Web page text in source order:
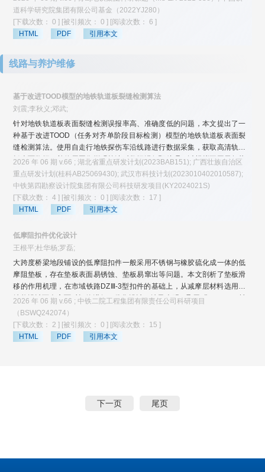
置、数据处理等关键技术细节。基于实测数据统计分析，得到典型地下线
振动源强参考值：对于建设在土层中的单洞单线盾构地下线，B型车以65
km/h运行时振动源强为76.7 dB,A型车以60 km/h运行时振动源强为76.2
各因素对频率的影响，为城市轨道交通环境振动、室内二次结构噪声的频
道科学研究院集团有限公司基金（2022YJ280）
[下载次数： 0 ] [被引频次： 0 ] [阅读次数： 6 ]
HTML
PDF 引用本文
线路与养护维修
基于改进TOOD模型的地铁轨道板裂缝检测算法
刘震;李秋义;邓武;
针对地铁轨道板表面裂缝检测误报率高、准确度低的问题，本文提出了一
种基于改进TOOD（任务对齐单阶段目标检测）模型的地铁轨道板表面裂
缝检测算法。使用自走行地铁探伤车沿线路进行数据采集，获取高清轨道
板表面数据，并使用图像增强算法对数据进行预处理，以模拟不同天气状
况和拍摄环境，扩大数据适用范围。修改TOOD模型的骨干网络为
ResNeXt，可增强模型特征提取能力，并插入全局注意力机制（GAM）模
块来提升模型对细小裂缝的识别能力，同时将损失函数修改为CIoU，提高
模型的回归精度。在裂缝数据集上对模型的能力进行了验证。结果表明：
75.6%；在复杂环境下，本文模型对地铁轨道板细小裂缝表现出良好的鲁
2026 年 06 期 v.66 ; 湖北省重点研发计划(2023BAB151); 广西壮族自治区
重点研发计划(桂科AB25069430); 武汉市科技计划(2023010402010587);
中铁第四勘察设计院集团有限公司科技研发项目(KY2024021S)
[下载次数： 4 ] [被引频次： 0 ] [阅读次数： 17 ]
HTML
PDF 引用本文
低摩阻扣件优化设计
王根平;杜华杨;罗磊;
大跨度桥梁地段铺设的低摩阻扣件一般采用不锈钢与橡胶硫化成一体的低
摩阻垫板，存在垫板表面易锈蚀、垫板易窜出等问题。本文剖析了垫板滑
移的作用机理，在市域铁路DZⅢ-3型扣件的基础上，从减摩层材料选用与
结构设计两个方面对扣件进行了优化设计。结果表明：聚甲醛（POM）材
料的机械性能优秀，摩擦因数低，且具有自润滑特性，用作减摩层可以有
效降低钢轨底部与轨下垫板顶部之间的摩擦因数。低摩阻垫板的减摩层与
弹性层之间采用机械锁闭结构，使二者嵌合连接；纽扣式立柱与通孔配
2026 年 06 期 v.66 ; 中铁二院工程集团有限责任公司科研项目
（BSWQ242074）
[下载次数： 2 ] [被引频次： 0 ] [阅读次数： 15 ]
HTML
PDF 引用本文
下一页 尾页